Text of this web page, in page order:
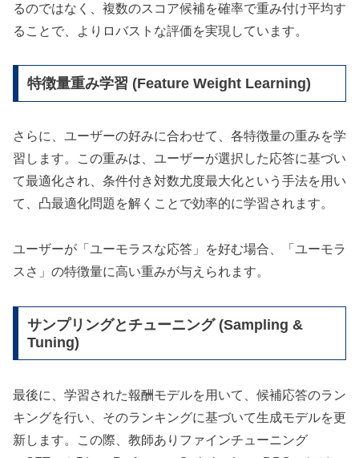
るのではなく、複数のスコア候補を確率で重み付け平均す
ることで、よりロバストな評価を実現しています。
特徴量重み学習 (Feature Weight Learning)
さらに、ユーザーの好みに合わせて、各特徴量の重みを学
習します。この重みは、ユーザーが選択した応答に基づい
て最適化され、条件付き対数尤度最大化という手法を用い
て、凸最適化問題を解くことで効率的に学習されます。
ユーザーが「ユーモラスな応答」を好む場合、「ユーモラ
スさ」の特徴量に高い重みが与えられます。
サンプリングとチューニング (Sampling &
Tuning)
最後に、学習された報酬モデルを用いて、候補応答のラン
キングを行い、そのランキングに基づいて生成モデルを更
新します。この際、教師ありファインチューニング